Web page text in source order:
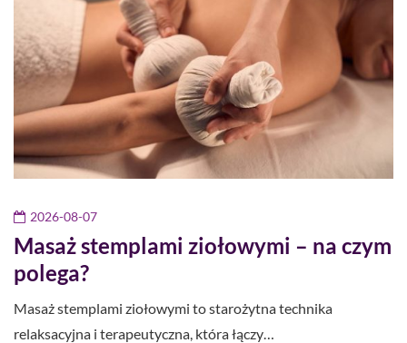
2026-08-07
Masaż stemplami ziołowymi – na czym
polega?
Masaż stemplami ziołowymi to starożytna technika
relaksacyjna i terapeutyczna, która łączy…